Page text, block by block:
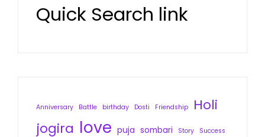
Quick Search link
Anniversary Battle birthday Dosti Friendship
Holi
jogira love puja sombari Story
Success